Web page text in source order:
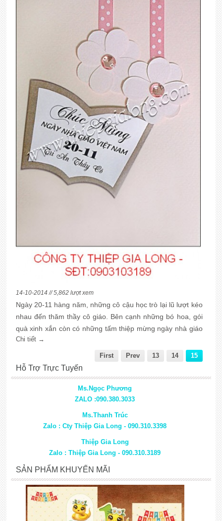
nghiệp giáo dục của nước nhà. Những người Thầy ấy luôn
được coi trọng. Truyền thống tôn vinh người thầy đã trở
thành đạo lý, trở thành nét đẹp trong văn hóa Tôn Sư
Trọng Đạo của nước ta.
14-10-2014 // 5,862 lượt xem
Ngày 20-11 hàng năm, những cô cậu học trò lại lũ lượt kéo
nhau đến thăm thầy cô giáo. Bên cạnh những bó hoa, gói
quà xinh xắn còn có những tấm thiệp mừng ngày nhà giáo
với những lời tri ân gởi đến thầy cô.
Chi tiết →
First Prev 13 14 15
Hỗ Trợ Trực Tuyến
Ms.Ngọc Phương
ZALO :090.380.3033
Ms.Thanh Trúc
Zalo : Cty Thiệp Gia Long - 090.310.3398
Thiệp Gia Long
Zalo : Thiệp Gia Long - 090.310.3189
SẢN PHẨM KHUYẾN MÃI